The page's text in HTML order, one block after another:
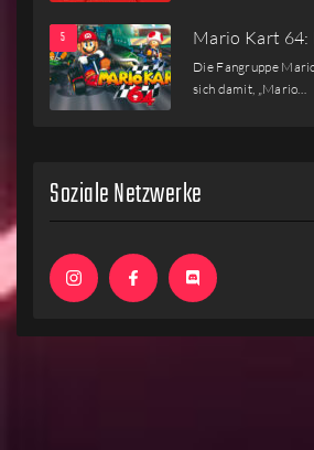
Mario Kart 64:
Die Fangruppe
sich damit, „Mario…
Soziale Netzwerke